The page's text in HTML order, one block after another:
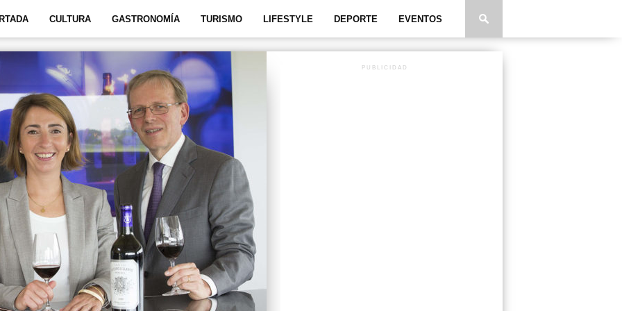
CULTURA GASTRONOMÍA TURISMO LIFESTYLE DEPORTE EVENTOS
PUBLICIDAD